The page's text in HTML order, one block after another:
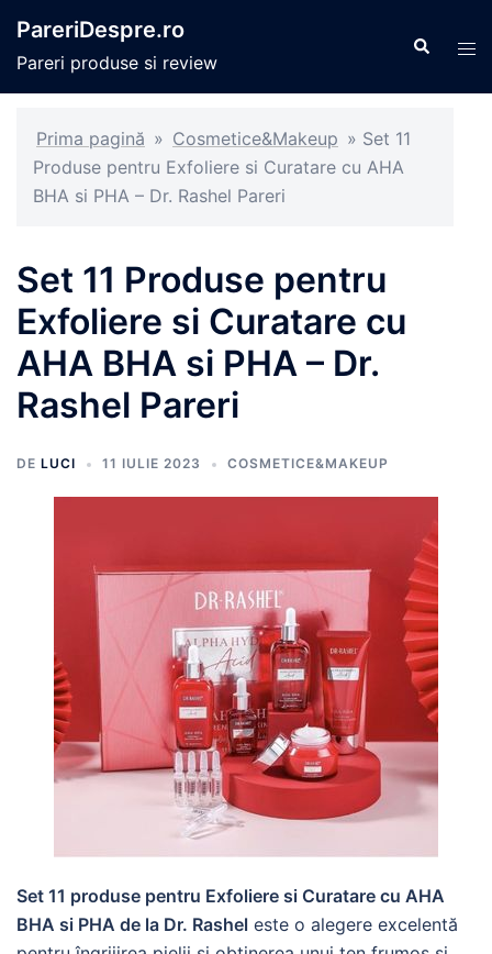
conținut
PareriDespre.ro
Pareri produse si review
Caută
Prima pagină » Cosmetice&Makeup » Set 11
Produse pentru Exfoliere si Curatare cu AHA
BHA si PHA – Dr. Rashel Pareri
Set 11 Produse pentru
Exfoliere si Curatare cu
AHA BHA si PHA – Dr.
Rashel Pareri
DE LUCI 11 IULIE 2023 COSMETICE&MAKEUP
Set 11 produse pentru Exfoliere si Curatare cu AHA
BHA si PHA de la Dr. Rashel este o alegere excelentă